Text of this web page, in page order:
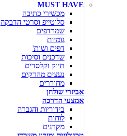
MUST HAVE
מכשירי כתיבה
סלוטייפ וסרטי הדבקה
שמרדפים
גומיות
דפים ושות'
שדכנים וסיכות
תיוק וקלסרים
נעצים מהדקים
מחוררים
אביזרי שולחן
אמצעי הדרכה
בידוריות והגברה
לוחות
מקרנים